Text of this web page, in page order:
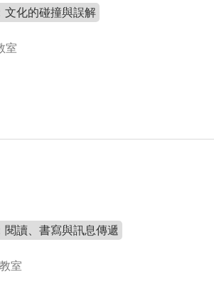
文化的碰撞與誤解
室
閱讀、書寫與訊息傳遞
室